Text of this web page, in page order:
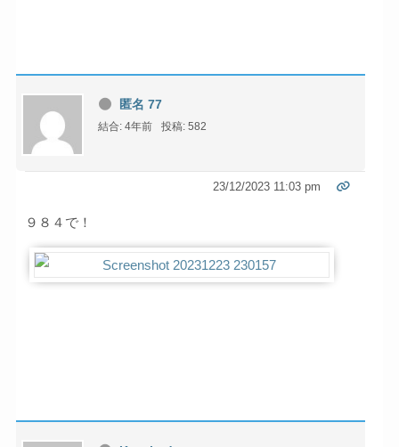
匿名 77
結合: 4年前 投稿: 582
23/12/2023 11:03 pm
９８４で！